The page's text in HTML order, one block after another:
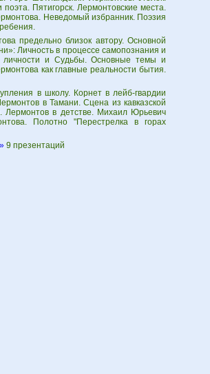
Пятигорск. Лермонтовские места.
Неведомый избранник. Поэзия
предельно близок автору. Основной
Личность в процессе самопознания и
личности и Судьбы. Основные темы и
как главные реальности бытия.
в школу. Корнет в лейб-гвардии
в Тамани. Сцена из кавказской
Лермонтов в детстве. Михаил Юрьевич
Полотно "Перестрелка в горах
9 презентаций